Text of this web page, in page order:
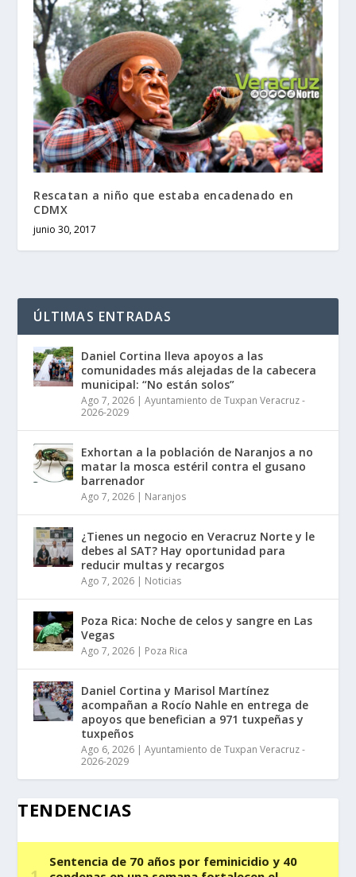
Rescatan a niño que estaba encadenado en
CDMX
junio 30, 2017
ÚLTIMAS ENTRADAS
Daniel Cortina lleva apoyos a las
comunidades más alejadas de la cabecera
municipal: “No están solos”
Ago 7, 2026 |Ayuntamiento de Tuxpan Veracruz -
2026-2029
Exhortan a la población de Naranjos a no
matar la mosca estéril contra el gusano
barrenador
Ago 7, 2026 | Naranjos
¿Tienes un negocio en Veracruz Norte y le
debes al SAT? Hay oportunidad para
reducir multas y recargos
Ago 7, 2026 | Noticias
Poza Rica: Noche de celos y sangre en Las
Vegas
Ago 7, 2026 | Poza Rica
Daniel Cortina y Marisol Martínez
acompañan a Rocío Nahle en entrega de
apoyos que benefician a 971 tuxpeñas y
tuxpeños
Ago 6, 2026 |Ayuntamiento de Tuxpan Veracruz -
2026-2029
TENDENCIAS